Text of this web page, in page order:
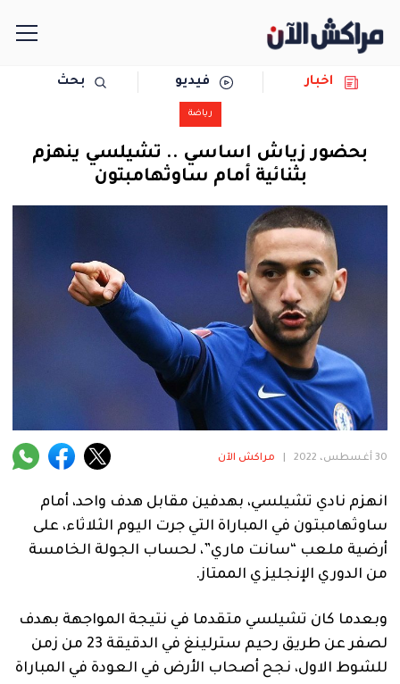
مجتمع
حوادث
المرأة
فنية
منوعة
اخبار فيديو بحث
رياضة
بحضور زياش اساسي .. تشيلسي ينهزم
بثنائية أمام ساوثهامبتون
30 أغسطس، 2022 مراكش الآن
انهزم نادي تشيلسي، بهدفين مقابل هدف واحد، أمام
ساوثهامبتون في المباراة التي جرت اليوم الثلاثاء، على
أرضية ملعب “سانت ماري”، لحساب الجولة الخامسة
من الدوري الإنجليزي الممتاز.
وبعدما كان تشيلسي متقدما في نتيجة المواجهة بهدف
لصفر عن طريق رحيم سترلينغ في الدقيقة 23 من زمن
للشوط الاول، نجح أصحاب الأرض في العودة في المباراة